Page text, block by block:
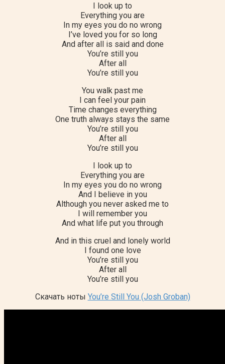
I look up to
Everything you are
In my eyes you do no wrong
I’ve loved you for so long
And after all is said and done
You’re still you
After all
You’re still you
You walk past me
I can feel your pain
Time changes everything
One truth always stays the same
You’re still you
After all
You’re still you
I look up to
Everything you are
In my eyes you do no wrong
And I believe in you
Although you never asked me to
I will remember you
And what life put you through
And in this cruel and lonely world
I found one love
You’re still you
After all
You’re still you
Скачать ноты You’re Still You (Josh Groban)